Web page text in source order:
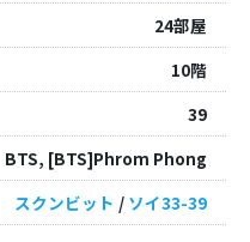
24部屋
10階
39
BTS, [BTS]Phrom Phong
スクンビット / ソイ33-39